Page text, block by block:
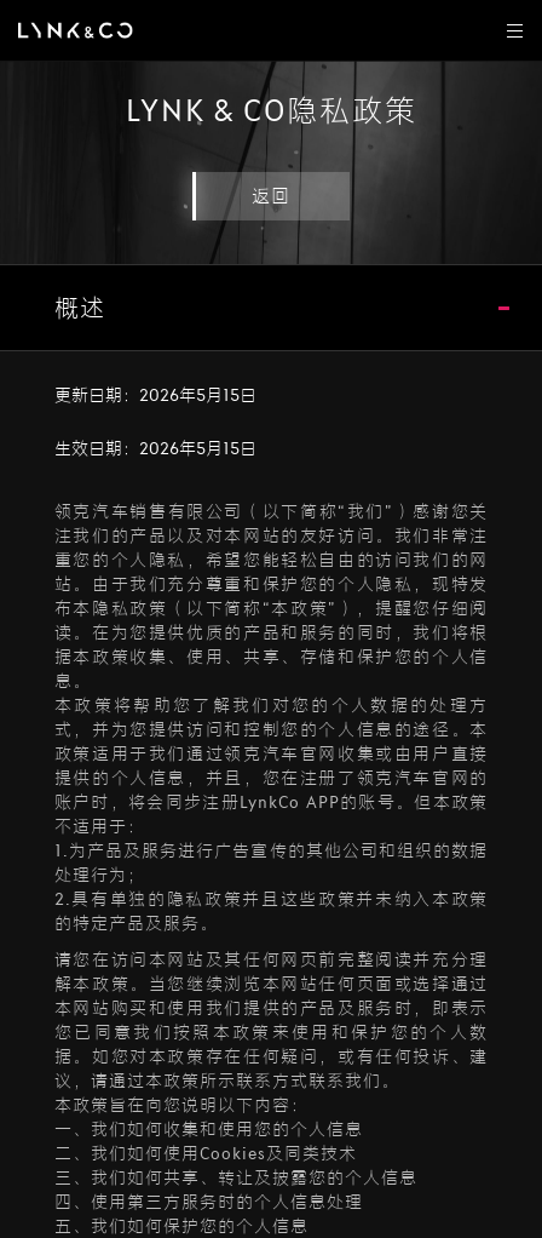
LYNK & CO隐私政策
返回
概述
更新日期：2026年5月15日
生效日期：2026年5月15日
领克汽车销售有限公司（以下简称“我们”）感谢您关
注我们的产品以及对本网站的友好访问。我们非常注
重您的个人隐私，希望您能轻松自由的访问我们的网
站。由于我们充分尊重和保护您的个人隐私，现特发
布本隐私政策（以下简称“本政策”），提醒您仔细阅
读。在为您提供优质的产品和服务的同时，我们将根
据本政策收集、使用、共享、存储和保护您的个人信
息。
本政策将帮助您了解我们对您的个人数据的处理方
式，并为您提供访问和控制您的个人信息的途径。本
政策适用于我们通过领克汽车官网收集或由用户直接
提供的个人信息，并且，您在注册了领克汽车官网的
账户时，将会同步注册LynkCo APP的账号。但本政策
不适用于：
1.为产品及服务进行广告宣传的其他公司和组织的数据
处理行为；
2.具有单独的隐私政策并且这些政策并未纳入本政策
的特定产品及服务。
请您在访问本网站及其任何网页前完整阅读并充分理
解本政策。当您继续浏览本网站任何页面或选择通过
本网站购买和使用我们提供的产品及服务时，即表示
您已同意我们按照本政策来使用和保护您的个人数
据。如您对本政策存在任何疑问，或有任何投诉、建
议，请通过本政策所示联系方式联系我们。
本政策旨在向您说明以下内容：
一、我们如何收集和使用您的个人信息
二、我们如何使用Cookies及同类技术
三、我们如何共享、转让及披露您的个人信息
四、使用第三方服务时的个人信息处理
五、我们如何保护您的个人信息